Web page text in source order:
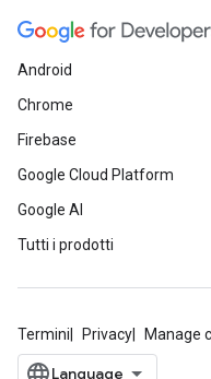
Android
Chrome
Firebase
Google Cloud Platform
Google AI
Tutti i prodotti
Termini Privacy Manage